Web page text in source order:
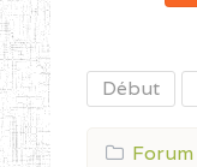
Début
Forum